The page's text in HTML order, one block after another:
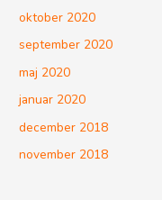
oktober 2020
september 2020
maj 2020
januar 2020
december 2018
november 2018